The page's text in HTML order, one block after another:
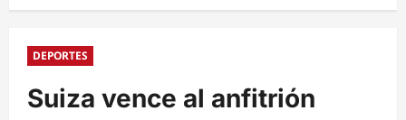
DEPORTES
Suiza vence al anfitrión